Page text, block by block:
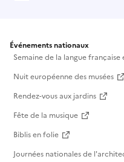
Événements nationaux
Semaine de la langue
Nuit européenne des musées
Rendez-vous aux jardins
Fête de la musique
Biblis en folie
Journées nationales de